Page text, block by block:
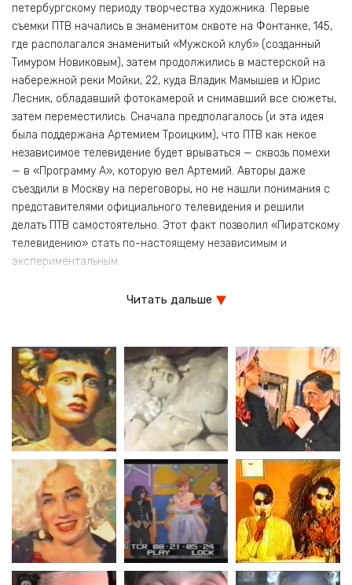
петербургскому периоду творчества художника. Первые
съемки ПТВ начались в знаменитом сквоте на Фонтанке, 145,
где располагался знаменитый «Мужской клуб» (созданный
Тимуром Новиковым), затем продолжились в мастерской на
набережной реки Мойки, 22, куда Владик Мамышев и Юрис
Лесник, обладавший фотокамерой и снимавший все сюжеты,
затем переместились. Сначала предполагалось (и эта идея
была поддержана Артемием Троицким), что ПТВ как некое
независимое телевидение будет врываться — сквозь помехи
— в «Программу А», которую вел Артемий. Авторы даже
съездили в Москву на переговоры, но не нашли понимания с
представителями официального телевидения и решили
делать ПТВ самостоятельно. Этот факт позволил «Пиратскому
телевидению» стать по-настоящему независимым и
экспериментальным.
название «Пиратское телевидение». Бытовала идея фикс, что
Нас пыталось эксплуатировать официальное телевидение —
Дуня Смирнова, у которой была программа «Крыша» в Питере,
Сергей Шолохов с программами «Пятое колесо» и «Тихий
дом», который был большой друг Тимура и Курехина. Мы
сталкивались каждый раз с сотрудниками
обычного советского телевидения и чувствовали бездну,
которая пролегала между нами и обществом, которое мы не
принимали. Мы же были андерграундом, а все эти структуры,
которые подчинялись советской власти, — хоть самые
продвинутые, все равно были совки в нашем понимании.
Сталкиваясь с какой-нибудь программой «До 16 и старше…»
или Владимиром Молчановым, ты понимал, что это вчерашний
день. Так и возникла идея сделать «Пиратское телевидение»,
будто вдруг технические возможности позволяют врываться
Читать дальше